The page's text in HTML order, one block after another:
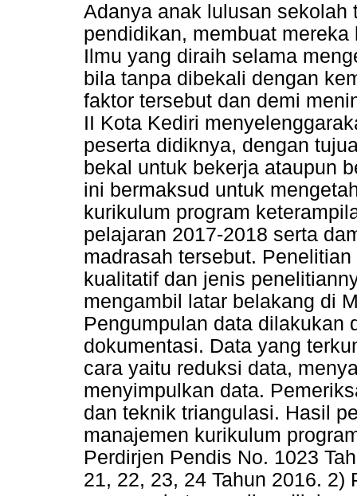
Adanya anak lulusan sekolah
pendidikan, membuat
Ilmu yang diraih selama
bila tanpa dibekali dengan
faktor tersebut dan demi
II Kota Kediri
peserta didiknya, dengan
bekal untuk bekerja ataupun
ini bermaksud untuk
kurikulum program
pelajaran 2017-2018 serta
madrasah tersebut.
kualitatif dan jenis
mengambil latar belakang di
Pengumpulan data dilakukan
dokumentasi. Data yang
cara yaitu reduksi data,
menyimpulkan data.
dan teknik triangulasi. Hasil
manajemen kurikulum
Perdirjen Pendis No. 1023
21, 22, 23, 24 Tahun 2016.